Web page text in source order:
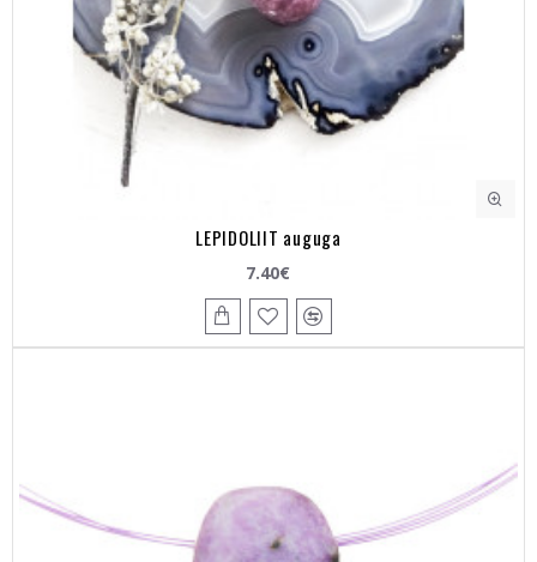
LEPIDOLIIT auguga
7.40€